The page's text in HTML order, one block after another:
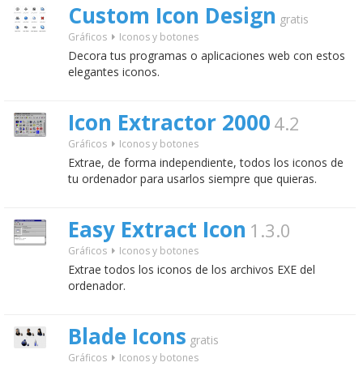
Custom Icon Design gratis
Gráficos Iconos y botones
Decora tus programas o aplicaciones web con estos
elegantes iconos.
Icon Extractor 2000 4.2
Gráficos Iconos y botones
Extrae, de forma independiente, todos los iconos de
tu ordenador para usarlos siempre que quieras.
Easy Extract Icon 1.3.0
Gráficos Iconos y botones
Extrae todos los iconos de los archivos EXE del
ordenador.
Blade Icons gratis
Gráficos Iconos y botones